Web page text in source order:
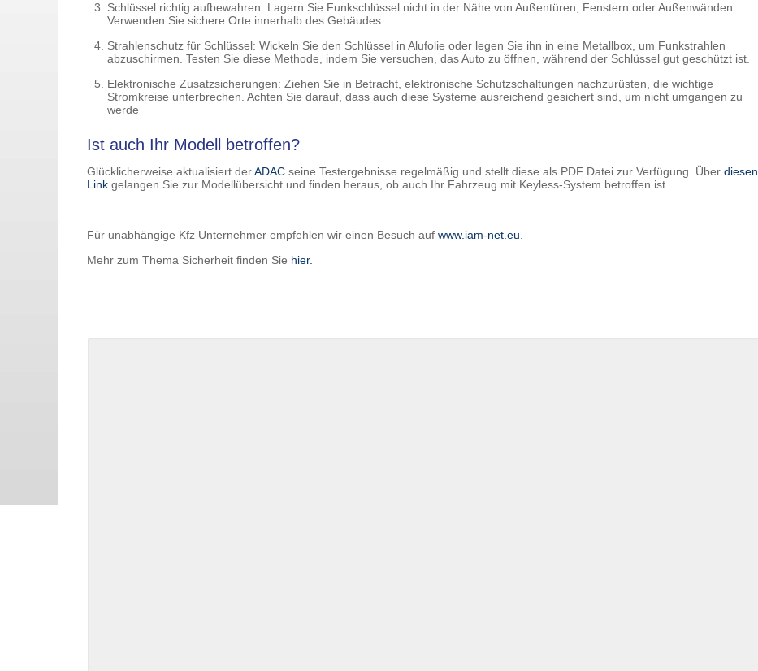
Schlüssel richtig aufbewahren: Lagern Sie Funkschlüssel nicht in der Nähe von Außentüren, Fenstern oder Außenwänden.
Verwenden Sie sichere Orte innerhalb des Gebäudes.
Strahlenschutz für Schlüssel: Wickeln Sie den Schlüssel in Alufolie oder legen Sie ihn in eine Metallbox, um Funkstrahlen
abzuschirmen. Testen Sie diese Methode, indem Sie versuchen, das Auto zu öffnen, während der Schlüssel gut geschützt ist.
Elektronische Zusatzsicherungen: Ziehen Sie in Betracht, elektronische Schutzschaltungen nachzurüsten, die wichtige
Stromkreise unterbrechen. Achten Sie darauf, dass auch diese Systeme ausreichend gesichert sind, um nicht umgangen zu
werde
Ist auch Ihr Modell betroffen?
Glücklicherweise aktualisiert derADAC seine Testergebnisse regelmäßig und stellt diese als PDF Datei zur Verfügung. Über diesen
Link gelangen Sie zur Modellübersicht und finden heraus, ob auch Ihr Fahrzeug mit Keyless-System betroffen ist.
Für unabhängige Kfz Unternehmer empfehlen wir einen Besuch auf www.iam-net.eu.
Mehr zum Thema Sicherheit finden Sie hier.